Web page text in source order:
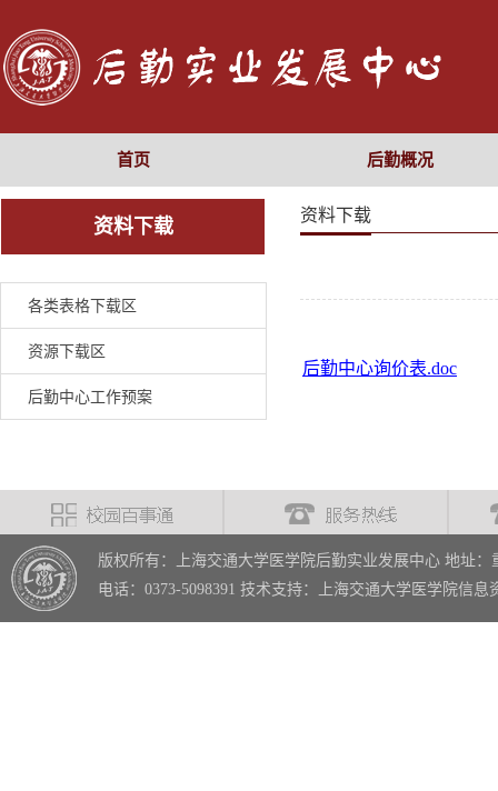
首页 后勤概况
资料下载
各类表格下载区
资源下载区
后勤中心工作预案
资料下载
后勤中心询价表.doc
版权所有：上海交通大学医学院后勤实业发展中心 地址：
电话：0373-5098391 技术支持：上海交通大学医学院信息